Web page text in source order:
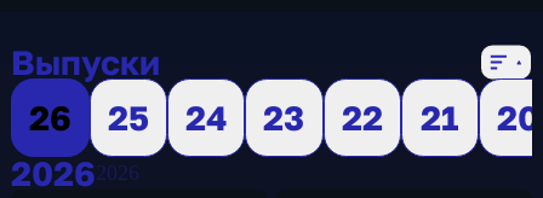
Выпуски
26
25 24 23 22 21
20
20262026